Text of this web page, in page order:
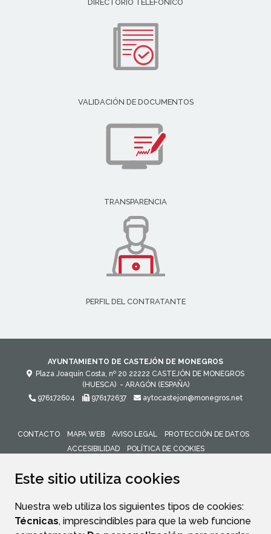
Este sitio utiliza cookies
Nuestra web utiliza los siguientes tipos de cookies:
Técnicas, imprescindibles para que la web funcione
DIRECTORIO TELEFÓNICO
VALIDACIÓN DE DOCUMENTOS
TRANSPARENCIA
PERFIL DEL CONTRATANTE
AYUNTAMIENTO DE CASTEJÓN DE MONEGROS
Plaza Joaquín Costa, nº 20 22222 CASTEJÓN DE MONEGROS
(HUESCA) - ARAGÓN (ESPAÑA)
976172604
976172637 aytocastejon@monegros.net
CONTACTO MAPA WEB AVISO LEGAL
PROTECCIÓN DE DATOS
ACCESIBILIDAD
POLÍTICA DE COOKIES